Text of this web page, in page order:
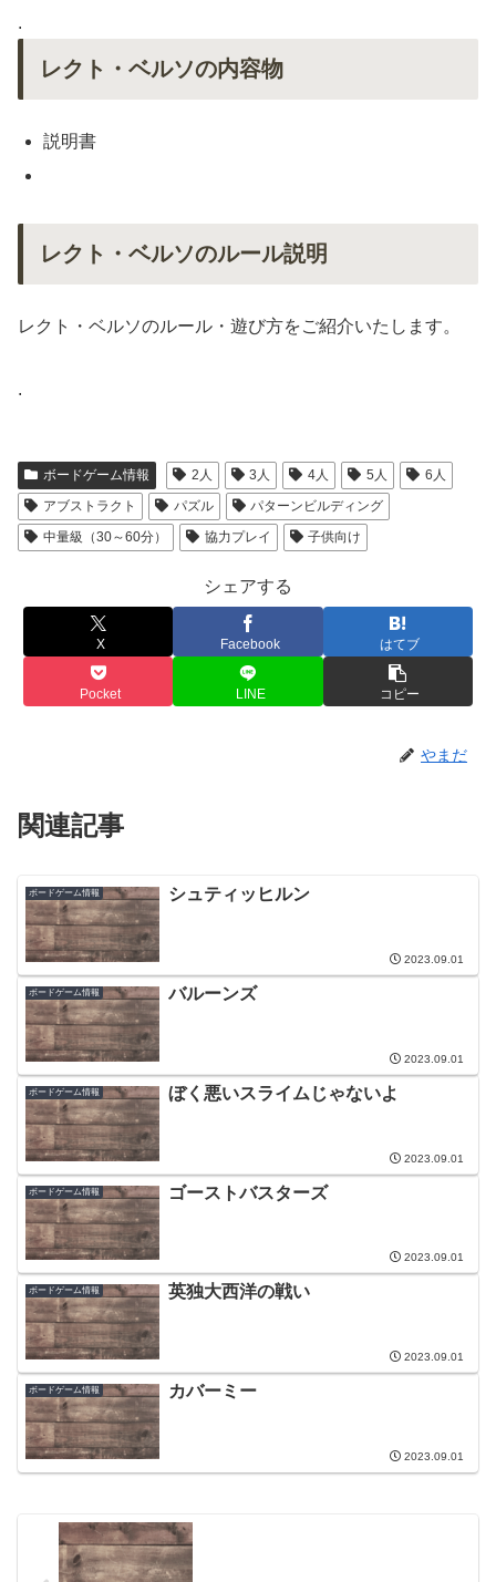
.
レクト・ベルソの内容物
説明書
レクト・ベルソのルール説明
レクト・ベルソのルール・遊び方をご紹介いたします。
.
ボードゲーム情報 2人 3人 4人 5人
6人
アブストラクト
パズル
パターンビルディング
中量級（30～60分）
協力プレイ 子供向け
シェアする
X Facebook はてブ
Pocket LINE コピー
やまだ
関連記事
ボードゲーム情報 シュティッヒルン
2023.09.01
ボードゲーム情報 バルーンズ
2023.09.01
ボードゲーム情報 ぼく悪いスライムじゃないよ
2023.09.01
ボードゲーム情報 ゴーストバスターズ
2023.09.01
ボードゲーム情報 英独大西洋の戦い
2023.09.01
ボードゲーム情報 カバーミー
2023.09.01